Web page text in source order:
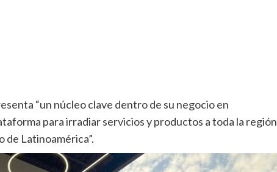
“un núcleo clave dentro de su negocio en
para irradiar servicios y productos a toda la región
de Latinoamérica”.